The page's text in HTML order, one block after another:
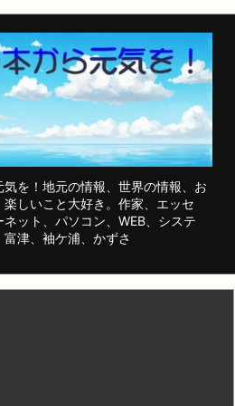
を！地元の情報、世界の情報、お
しいこと大好き。作家、エッセ
ット、パソコン、WEB、システ
津、袖ケ浦、かずさ